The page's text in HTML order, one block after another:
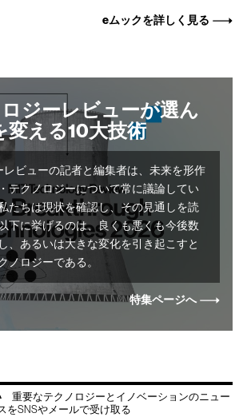
eムックを詳しく見る
ジーレビューが選ん
変える10大技術
レビューの記者と編集者は、未来を形作
テクノロジーについて常に議論してい
たちは現状を確認し、その見通しを読
下に挙げるのは、良くも悪くも今後数
、あるいは大きな変化を引き起こすと
ノロジーである。
特集ページへ
重要なテクノロジーとイノベーションのニュー
をSNSやメールで受け取る